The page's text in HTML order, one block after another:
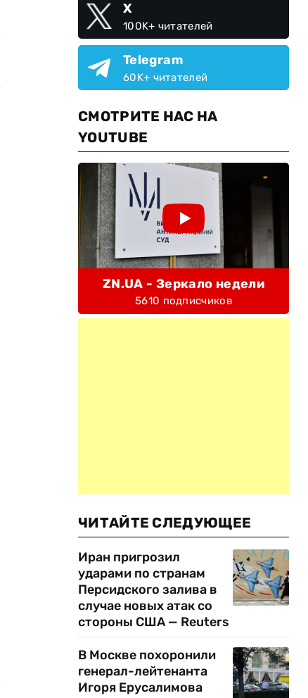
X
100K+ читателей
Telegram
60K+ читателей
СМОТРИТЕ НАС НА
YOUTUBE
ZN.UA - Зеркало недели
5610 подписчиков
ЧИТАЙТЕ СЛЕДУЮЩЕЕ
Иран пригрозил
ударами по странам
Персидского залива в
случае новых атак со
стороны США — Reuters
В Москве похоронили
генерал-лейтенанта
Игоря Ерусалимова